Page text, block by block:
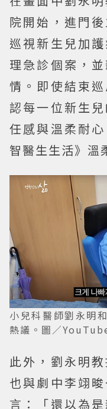
院開始，進門
巡視新生兒加
理急診個案，
情。即使結束
認每一位新生
任感與溫柔耐
智醫生生活》溫
小兒科醫師劉永明
熱議。圖／
此外，劉永明
也與劇中李翊
言：「還以為